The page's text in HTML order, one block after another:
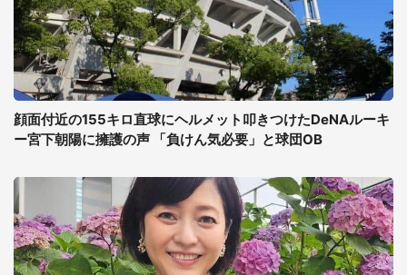
顔面付近の155キロ直球にヘルメット叩きつけたDeNAルーキ
ー宮下朝陽に擁護の声 「負けん気必要」と球団OB